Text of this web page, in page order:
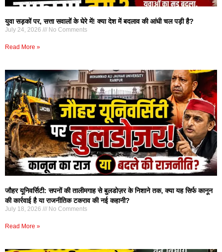
युवा सड़कों पर, सत्ता सवालों के घेरे में! क्या देश में बदलाव की आंधी चल पड़ी है?
July 24, 2026 No Comments
Read More »
जौहर यूनिवर्सिटी: सपनों की तालीमगाह से बुलडोज़र के निशाने तक, क्या यह सिर्फ कानून
की कार्रवाई है या राजनीतिक टकराव की नई कहानी?
July 18, 2026 No Comments
Read More »